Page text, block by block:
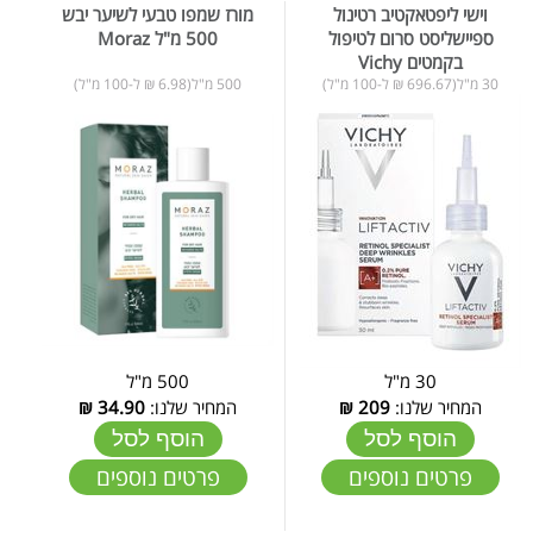
וישי ליפטאקטיב רטינול
ספיישליסט סרום לטיפול
בקמטים Vichy
30 מ"ל(696.67 ₪ ל-100 מ"ל)
30 מ"ל
המחיר שלנו: 209
₪
הוסף לסל
פרטים נוספים
מורז שמפו טבעי לשיער יבש
500 מ"ל Moraz
500 מ"ל(6.98 ₪ ל-100 מ"ל)
500 מ"ל
המחיר שלנו: 34.90
₪
הוסף לסל
פרטים נוספים